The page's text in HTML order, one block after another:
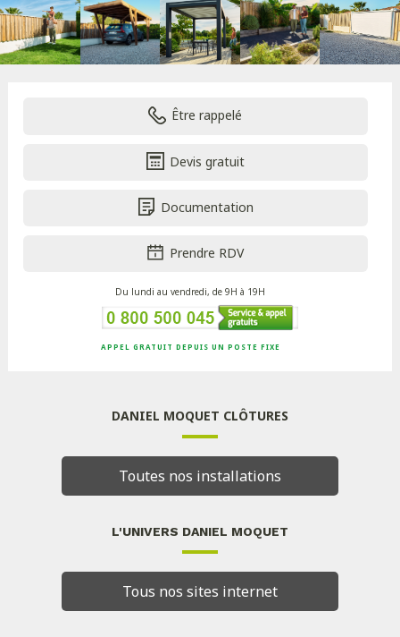
Être rappelé
Devis gratuit
Documentation
Prendre RDV
Du lundi au vendredi, de 9H à 19H
APPEL GRATUIT DEPUIS UN POSTE FIXE
DANIEL MOQUET CLÔTURES
Toutes nos installations
L'UNIVERS DANIEL MOQUET
Tous nos sites internet